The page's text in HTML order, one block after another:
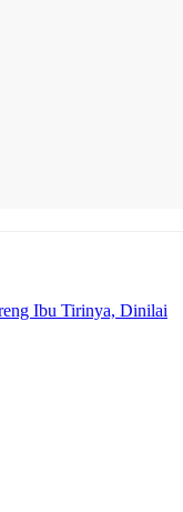
Ibu Tirinya, Dinilai